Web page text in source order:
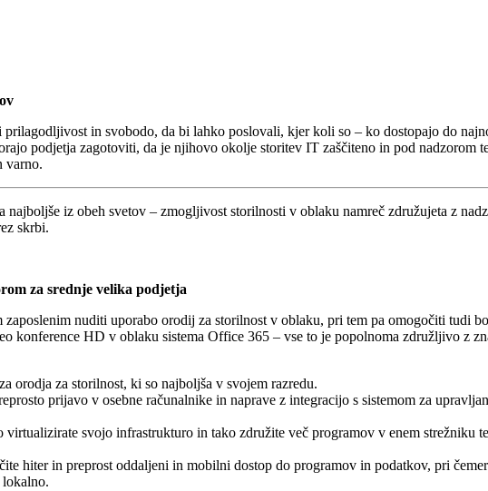
in svobodo, da bi lahko poslovali, kjer koli so – ko dostopajo do
podjetja zagotoviti, da je njihovo okolje storitev IT zaščiteno in pod nadzorom
varno.
iz obeh svetov – zmogljivost storilnosti v oblaku namreč združujeta z
skrbi.
za srednje velika podjetja
nuditi uporabo orodij za storilnost v oblaku, pri tem pa omogočiti tudi
konference HD v oblaku sistema Office 365 – vse to je popolnoma združljivo z
orodja za storilnost, ki so najboljša v svojem razredu.
prijavo v osebne računalnike in naprave z integracijo s sistemom za
svojo infrastrukturo in tako združite več programov v enem strežniku
hiter in preprost oddaljeni in mobilni dostop do programov in podatkov, pri
lokalno.